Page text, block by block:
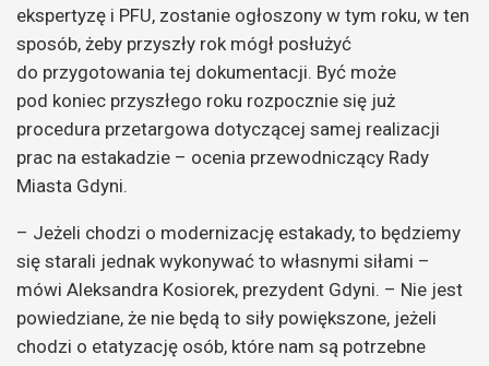
ekspertyzę i PFU, zostanie ogłoszony w tym roku, w ten
sposób, żeby przyszły rok mógł posłużyć
do przygotowania tej dokumentacji. Być może
pod koniec przyszłego roku rozpocznie się już
procedura przetargowa dotyczącej samej realizacji
prac na estakadzie – ocenia przewodniczący Rady
Miasta Gdyni.
– Jeżeli chodzi o modernizację estakady, to będziemy
się starali jednak wykonywać to własnymi siłami –
mówi Aleksandra Kosiorek, prezydent Gdyni. – Nie jest
powiedziane, że nie będą to siły powiększone, jeżeli
chodzi o etatyzację osób, które nam są potrzebne